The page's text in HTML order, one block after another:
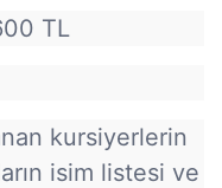
TL
kursiyerlerin
isim listesi ve